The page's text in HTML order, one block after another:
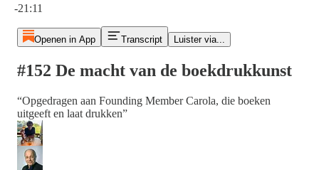
-21:11
Openen in App Transcript Luister via...
#152 De macht van de boekdrukkunst
“Opgedragen aan Founding Member Carola, die boeken
uitgeeft en laat drukken”